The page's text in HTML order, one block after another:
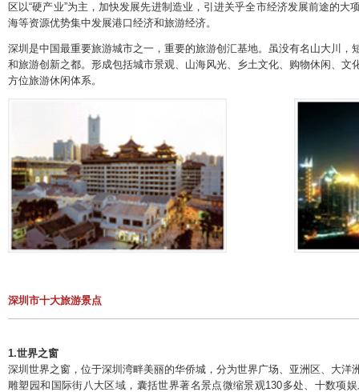
区以“硬产业”为主，加快发展先进制造业，引进关乎全市经济发展前途的大
海等资源优势集中发展港口经济和旅游经济。
深圳是中国最重要旅游城市之一，重要的旅游创汇基地。虽没有名山大川，
和旅游创新之都。形成包括城市景观、山海风光、乡土文化、购物休闲、文
方位旅游休闲体系。
深圳市十大旅游景点
1.世界之窗
深圳世界之窗，位于深圳湾畔美丽的华侨城，分为世界广场、亚洲区、大洋
雕塑园和国际街八大区域，囊括世界著名景点微缩景观130多处、十数项